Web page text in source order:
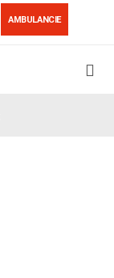
AMBULANCIE